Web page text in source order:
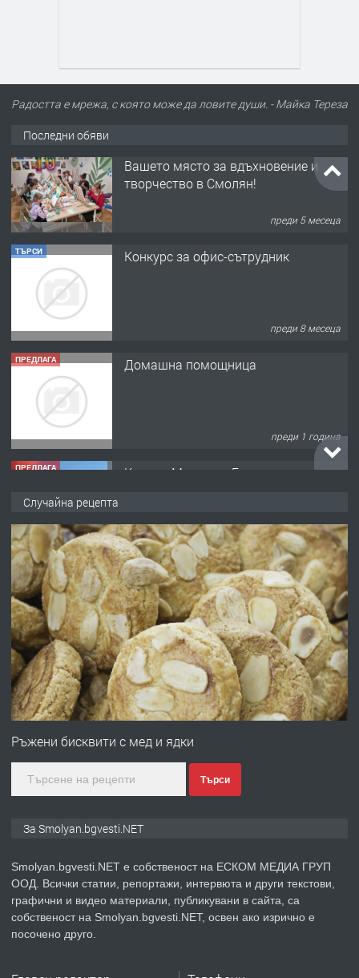
Радостта е мрежа, с която може да ловите души. - Майка Тереза
Последни обяви
ТЪРСИ Конкурс за офис-сътрудник
ПРЕДЛАГА
ПРЕДЛАГА
преди 2 години
НЕГОВОТО КАЧЕСТВО
преди 2 години
ПРЕДЛАГА Имот в Северна Гърция, до Кавала
преди 2 години
ПРЕДЛАГА Иглолистни Пелети клас А1
преди 2 години
ТЪРСИ Търсят се строителни работници
Случайна рецепта
Ръжени бисквити с мед и ядки
Търси
За Smolyan.bgvesti.NET
Smolyan.bgvesti.NET е собственост на ЕСКОМ МЕДИА ГРУП
ООД. Всички статии, репортажи, интервюта и други текстови,
графични и видео материали, публикувани в сайта, са
собственост на Smolyan.bgvesti.NET, освен ако изрично е
посочено друго.